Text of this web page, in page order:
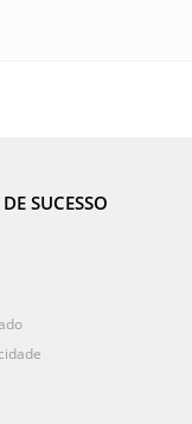
SUCESSO